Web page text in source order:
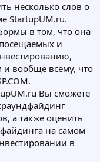
несколько слов о
StartupUM.ru.
в том, что она
и
вообще всему, что
Вы сможете
а также оценить
на самом
в